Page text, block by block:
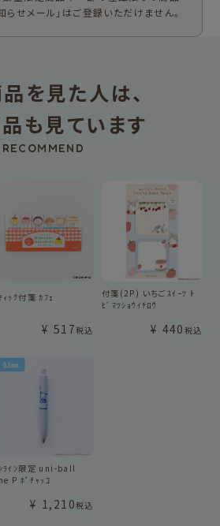
らせメール」はご登録いただけません。
を見た人は、
も見ています
RECOMMEND
ｨｯｸ付箋 ｶﾌｪ
¥ 517税込
付箋(2P) いちごｽｲｰﾂ ﾄ
ﾋﾞﾏﾂｼｮｳｲﾁﾛｳ
¥ 440 税込
ﾗｲﾝ限定 uni-ball
P ﾎﾟﾁｬｯｺ
¥ 1,210税込